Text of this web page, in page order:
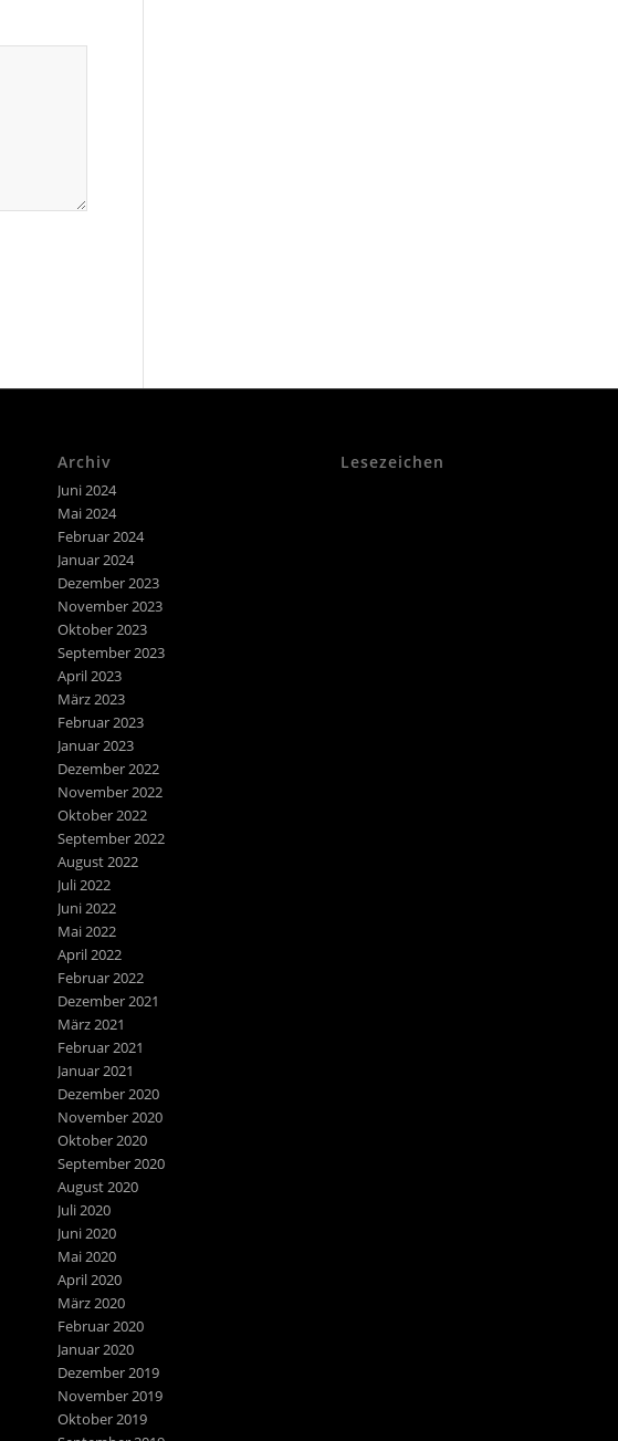
Archiv
Juni 2024
Mai 2024
Februar 2024
Januar 2024
Dezember 2023
November 2023
Oktober 2023
September 2023
April 2023
März 2023
Februar 2023
Januar 2023
Dezember 2022
November 2022
Oktober 2022
September 2022
August 2022
Juli 2022
Juni 2022
Mai 2022
April 2022
Februar 2022
Dezember 2021
März 2021
Februar 2021
Januar 2021
Dezember 2020
November 2020
Oktober 2020
September 2020
August 2020
Juli 2020
Juni 2020
Mai 2020
April 2020
März 2020
Februar 2020
Januar 2020
Dezember 2019
November 2019
Oktober 2019
Lesezeichen